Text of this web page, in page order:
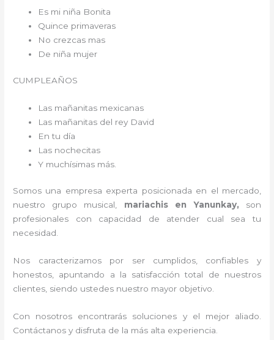
Es mi niña Bonita
Quince primaveras
No crezcas mas
De niña mujer
CUMPLEAÑOS
Las mañanitas mexicanas
Las mañanitas del rey David
En tu día
Las nochecitas
Y muchísimas más.
Somos una empresa experta posicionada en el mercado,
nuestro grupo musical, mariachis en Yanunkay, son
profesionales con capacidad de atender cual sea tu
necesidad.
Nos caracterizamos por ser cumplidos, confiables y
honestos, apuntando a la satisfacción total de nuestros
clientes, siendo ustedes nuestro mayor objetivo.
Con nosotros encontrarás soluciones y el mejor aliado.
Contáctanos y disfruta de la más alta experiencia.